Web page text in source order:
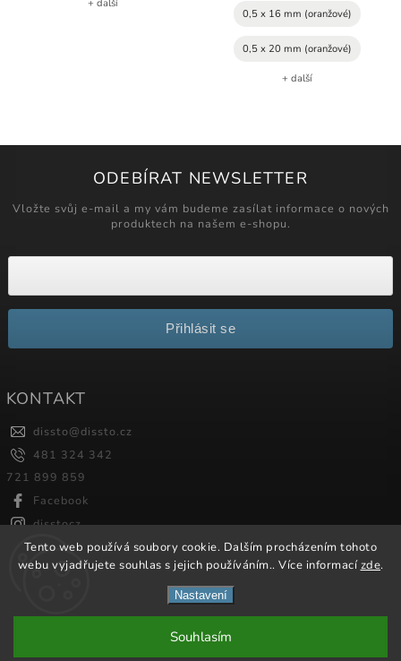
Tento web používá soubory cookie. Dalším procházením tohoto
webu vyjadřujete souhlas s jejich používáním.. Více informacízde.
Nastavení
Souhlasím
+ další
0,5 x 16 mm (oranžové)
0,5 x 20 mm (oranžové)
+ další
ODEBÍRAT NEWSLETTER
Vložte svůj e-mail a my vám budeme zasílat informace o nových
produktech na našem e-shopu.
Přihlásit se
KONTAKT
dissto@dissto.cz
481 324 342
721 899 859
Facebook
disstocz
Shoptet| Design